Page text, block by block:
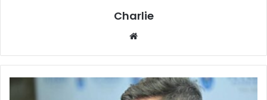
Charlie
Website